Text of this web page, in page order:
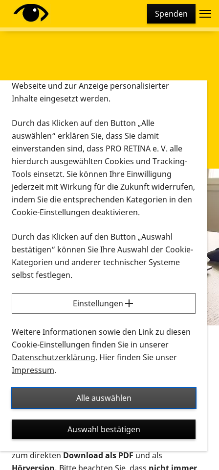
Spenden
Infomaterial
Infomaterial
Vorlesen
Alle Infomaterialien in verschiedenen
Formaten an einem Ort
Sie möchten wissen, wie Sie nach Infonmaterial
suchen und dieses bestellen bzw. herunterladen
können? Schauen Sie sich dieErklärvideos zum
Thema Infomaterial auf der PRO RETINA-Website
für blinde und sehbehinderte Menschen an.
Auf dieser Seite finden Sie sämtliches Infomaterial
Ort. Nutzen Sie den Formatfilter, um ausschließlich
nach Flyern und Broschüren, Audios oder Videos zu
suchen. Die meisten Flyer und Broschüren werden in
verschiedenen Formaten angeboten: zur
postalischen Bestellung als gedruckte Variante
zum direktenDownload als PDFund als
Diese Webseite setzt verschiedene Cookies und
Tracking-Tools ein. Dies beinhaltet Cookies und
Webseite und zur Anzeige personalisierter
Inhalte eingesetzt werden.
Durch das Klicken auf den Button „Alle
auswählen“ erklären Sie, dass Sie damit
einverstanden sind, dass PRO RETINA e. V. alle
hierdurch ausgewählten Cookies und Tracking-
Tools einsetzt. Sie können Ihre Einwilligung
jederzeit mit Wirkung für die Zukunft widerrufen,
indem Sie die entsprechenden Kategorien in den
Cookie-Einstellungen deaktivieren.
Durch das Klicken auf den Button „Auswahl
bestätigen“ können Sie Ihre Auswahl der Cookie-
Kategorien und anderer technischer Systeme
selbst festlegen.
Einstellungen
Weitere Informationen sowie den Link zu diesen
Cookie-Einstellungen finden Sie in unserer
Datenschutzerklärung. Hier finden Sie unser
Impressum.
Alle auswählen
Auswahl bestätigen